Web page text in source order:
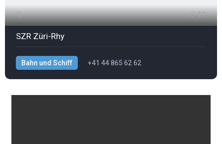
11
SZR Züri-Rhy
Bahn und Schiff +41 44 865 62 62